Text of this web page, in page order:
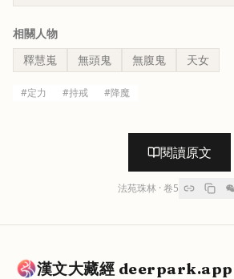
相關人物
釋慧嵬
無頭鬼 無腹鬼 天女
#定力 #持戒 #降魔
閱讀原文
法苑珠林 · 卷5
漢文大藏經 deerpark.app